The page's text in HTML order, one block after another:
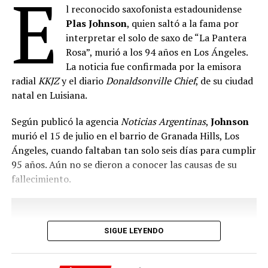
y rendir homenaje a una comunidad que, según sostuvo,
“necesita todo el apoyo en el futuro”. También destacó
que la aceptación del cuerpo desnudo como expresión
colectiva constituye “un paso adelante hacia el futuro” y
celebró el entusiasmo de los participantes durante la
jornada.
incidentes, aunque coincidió con la celebración religiosa
dominical en la catedral de Santa Ana, lo que obligó a
coordinar el acceso de los fieles al templo mientras se
desarrollaba la producción artística. Tras finalizar las
fotografías en la plaza principal,
Varios de los voluntarios señalaron que participaron
para respaldar un mensaje de igualdad, inclusión y
libertad a través del arte. Algunos destacaron la
E
l reconocido saxofonista estadounidense
Plas Johnson, quien saltó a la fama por
interpretar el solo de saxo de “La Pantera
Rosa”, murió a los 94 años en Los Ángeles.
La noticia fue confirmada por la emisora
radialKKJZy el diarioDonaldsonville Chief, de su ciudad
natal en Luisiana.
Según publicó la agenciaNoticias Argentinas, Johnson
murió el 15 de julio en el barrio de Granada Hills, Los
Ángeles, cuando faltaban tan solo seis días para cumplir
95 años. Aún no se dieron a conocer las causas de su
fallecimiento.
SIGUE LEYENDO